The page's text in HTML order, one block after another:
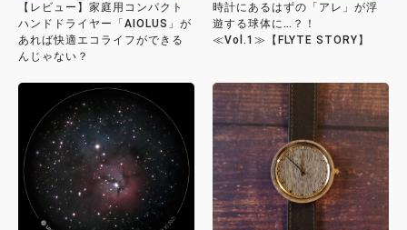
【レビュー】家庭用コンパクト
ハンドドライヤー「AIOLUS」が
あれば快適エコライフができる
んじゃない？
時計にあるはずの「アレ」が浮
遊する球体に…？！
≪Vol.1≫【FLYTE STORY】